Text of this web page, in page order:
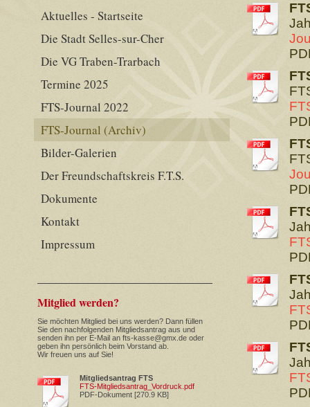
Aktuelles - Startseite
Die Stadt Selles-sur-Cher
Die VG Traben-Trarbach
Termine 2025
FTS-Journal 2022
FTS-Journal (Archiv)
Bilder-Galerien
Der Freundschaftskreis F.T.S.
Dokumente
Kontakt
Impressum
Mitglied werden?
Sie möchten Mitglied bei uns werden? Dann füllen
Sie den nachfolgenden Mitgliedsantrag aus und
senden ihn per E-Mail an fts-kasse@gmx.de oder
geben ihn persönlich beim Vorstand ab.
Wir freuen uns auf Sie!
Mitgliedsantrag FTS
FTS-Mitgliedsantrag_Vordruck.pdf
PDF-Dokument [270.9 KB]